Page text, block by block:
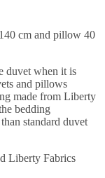
cm and pillow 40
duvet when it is
and pillows
made from Liberty
bedding
standard duvet
Liberty Fabrics